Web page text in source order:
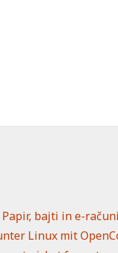
Papir, bajti in e-računi
Linux mit